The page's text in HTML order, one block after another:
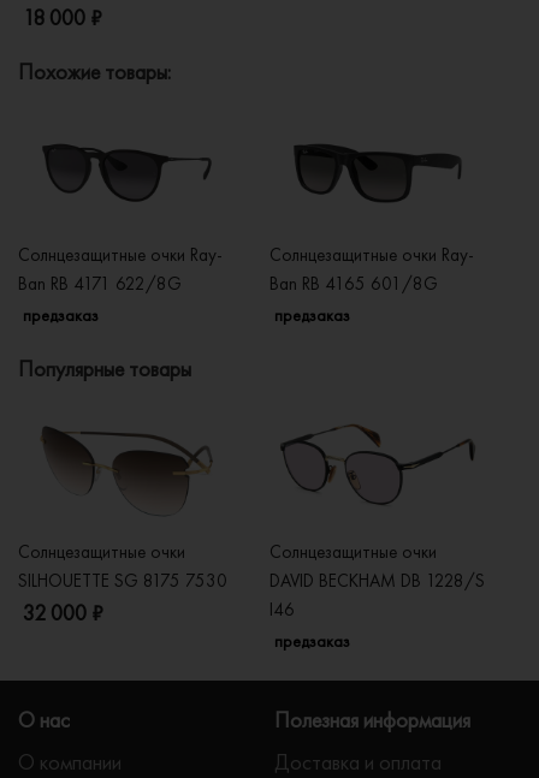
18 000 ₽
Похожие товары:
Солнцезащитные очки Ray-
Ban RB 4171 622/8G
предзаказ
Солнцезащитные очки Ray-
Ban RB 4165 601/8G
предзаказ
Популярные товары
Солнцезащитные очки
SILHOUETTE SG 8175 7530
32 000 ₽
Солнцезащитные очки
DAVID BECKHAM DB 1228/S
I46
предзаказ
О нас
О компании
Полезная информация
Доставка и оплата